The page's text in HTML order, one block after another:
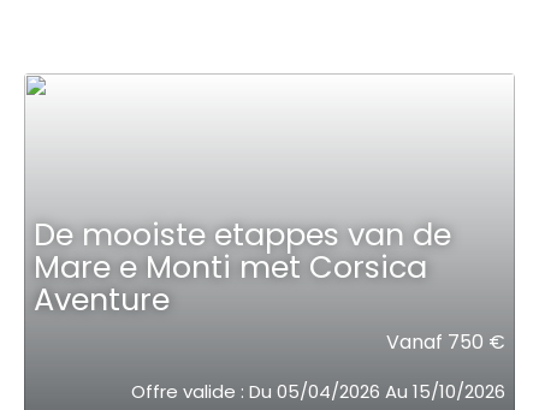
De mooiste etappes van de
Mare e Monti met Corsica
Aventure
Vanaf 750 €
Offre valide : Du 05/04/2026 Au 15/10/2026